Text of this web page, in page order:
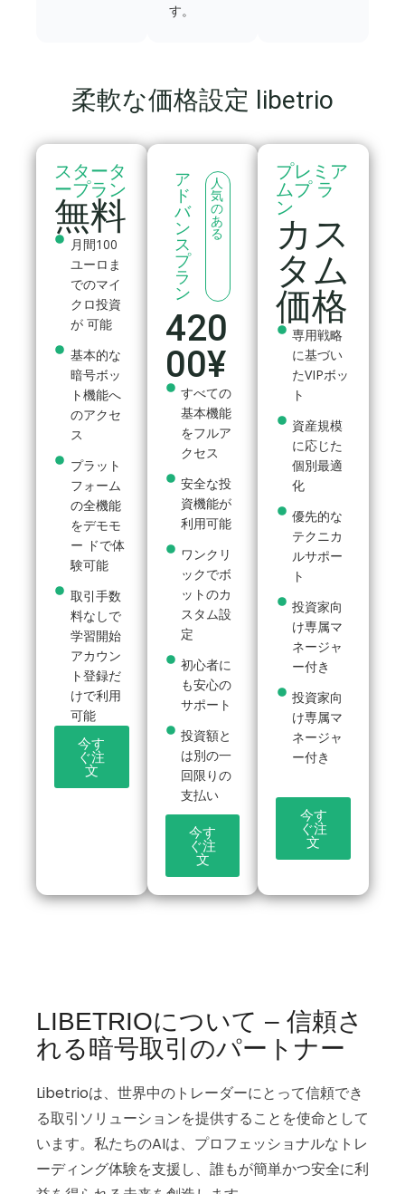
す。
柔軟な価格設定 libetrio
スタータ
ープラン
無料
月間100
ユーロま
でのマイ
クロ投資
が 可能
基本的な
暗号ボッ
ト機能へ
のアクセ
ス
プラット
フォーム
の全機能
をデモモ
ー ドで体
験可能
取引手数
料なしで
学習開始
アカウン
ト登録だ
けで利用
可能
今す
ぐ注
文
ア
ド
バ
ン
ス
プ
ラ
ン
人
気
の
あ
る
420
00¥
すべての
基本機能
をフルア
クセス
安全な投
資機能が
利用可能
ワンクリ
ックでボ
ットのカ
スタム設
定
初心者に
も安心の
サポート
投資額と
は別の一
回限りの
支払い
今す
ぐ注
文
プレミア
ムプ ラ
ン
カス
タム
価格
専用戦略
に基づい
たVIPボッ
ト
資産規模
に応じた
個別最適
化
優先的な
テクニカ
ルサポー
ト
投資家向
け専属マ
ネージャ
ー付き
投資家向
け専属マ
ネージャ
ー付き
今す
ぐ注
文
LIBETRIOについて – 信頼さ
れる暗号取引のパートナー
Libetrioは、世界中のトレーダーにとって信頼でき
る取引ソリューションを提供することを使命として
います。私たちのAIは、プロフェッショナルなトレ
ーディング体験を支援し、誰もが簡単かつ安全に利